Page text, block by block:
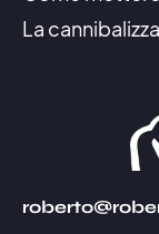
La